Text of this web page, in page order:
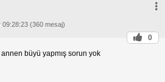
09:28:23 (360 mesaj)
0
annen büyü yapmış sorun yok